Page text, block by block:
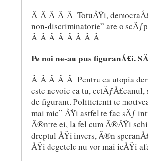
Â Â Â Â Â TotuÅŸi,
non-discriminatorie” are o
Â Â Â Â Â Â Â Â
Pe noi ne-au pus figuranÅ£i.
Â Â Â Â Â Pentru ca utopia
este nevoie ca tu,
de figurant. Politicienii te
mai mic” ÅŸi astfel te fac sÄƒ
Ã®ntre ei, la fel cum Ã®ÅŸi
dreptul ÅŸi invers, Ã®n
ÅŸi degetele nu vor mai ieÅŸi